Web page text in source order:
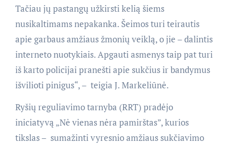
Tačiau jų pastangų užkirsti kelią šiems
nusikaltimams nepakanka. Šeimos turi teirautis
apie garbaus amžiaus žmonių veiklą, o jie – dalintis
interneto nuotykiais. Apgauti asmenys taip pat turi
iš karto policijai pranešti apie sukčius ir bandymus
išvilioti pinigus“, – teigia J. Markeliūnė.
Ryšių reguliavimo tarnyba (RRT) pradėjo
iniciatyvą „Nė vienas nėra pamirštas”, kurios
tikslas – sumažinti vyresnio amžiaus sukčiavimo